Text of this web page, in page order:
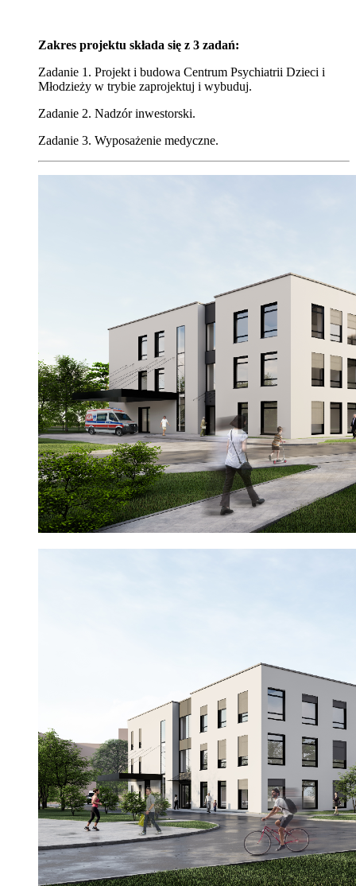
Zakres projektu składa się z 3 zadań:
Zadanie 1. Projekt i budowa Centrum Psychiatrii Dzieci i
Młodzieży w trybie zaprojektuj i wybuduj.
Zadanie 2. Nadzór inwestorski.
Zadanie 3. Wyposażenie medyczne.